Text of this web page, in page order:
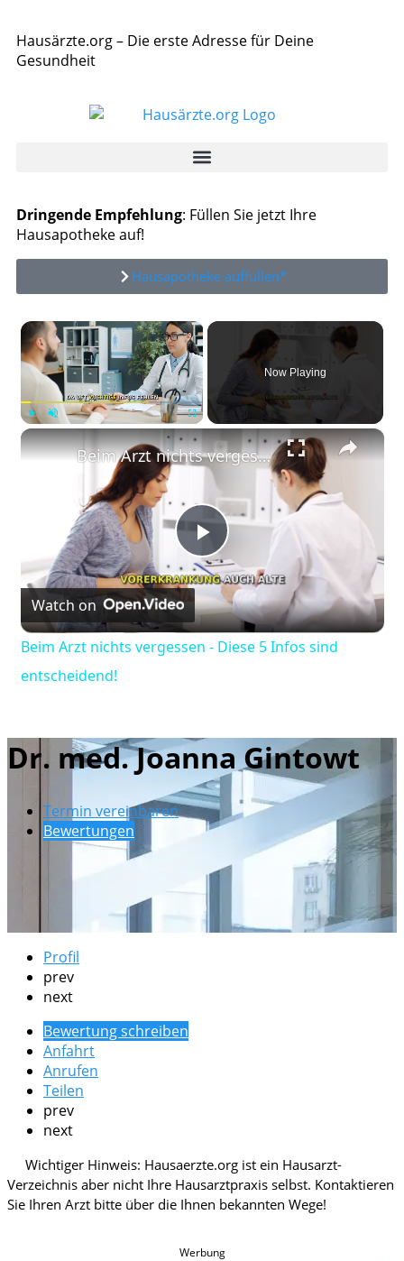
Hausärzte.org – Die erste Adresse für Deine
Gesundheit
Dringende Empfehlung: Füllen Sie jetzt Ihre
Hausapotheke auf!
Hausapotheke auffüllen*
×
Now Playing
×
Play
Video
Beim Arzt nichts vergessen - Diese 5 Infos sind entscheidend!
Watch on
Beim Arzt nichts vergessen - Diese 5 Infos sind
entscheidend!
Dr. med. Joanna Gintowt
Termin vereinbaren
Bewertungen
Profil
prev
next
Bewertung schreiben
Anfahrt
Anrufen
Teilen
prev
next
Werbung